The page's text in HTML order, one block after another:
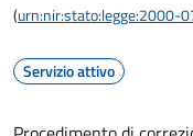
(urn:nir:stato:legge:2000-
Servizio attivo